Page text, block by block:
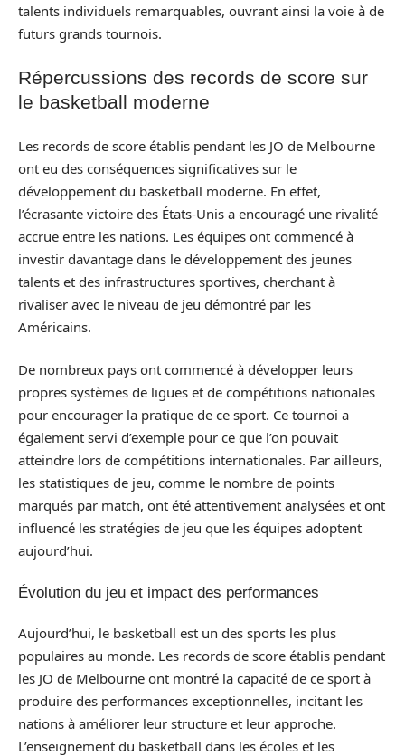
talents individuels remarquables, ouvrant ainsi la voie à de
futurs grands tournois.
Répercussions des records de score sur
le basketball moderne
Les records de score établis pendant les JO de Melbourne
ont eu des conséquences significatives sur le
développement du basketball moderne. En effet,
l’écrasante victoire des États-Unis a encouragé une rivalité
accrue entre les nations. Les équipes ont commencé à
investir davantage dans le développement des jeunes
talents et des infrastructures sportives, cherchant à
rivaliser avec le niveau de jeu démontré par les
Américains.
De nombreux pays ont commencé à développer leurs
propres systèmes de ligues et de compétitions nationales
pour encourager la pratique de ce sport. Ce tournoi a
également servi d’exemple pour ce que l’on pouvait
atteindre lors de compétitions internationales. Par ailleurs,
les statistiques de jeu, comme le nombre de points
marqués par match, ont été attentivement analysées et ont
influencé les stratégies de jeu que les équipes adoptent
aujourd’hui.
Évolution du jeu et impact des performances
Aujourd’hui, le basketball est un des sports les plus
populaires au monde. Les records de score établis pendant
les JO de Melbourne ont montré la capacité de ce sport à
produire des performances exceptionnelles, incitant les
nations à améliorer leur structure et leur approche.
L’enseignement du basketball dans les écoles et les